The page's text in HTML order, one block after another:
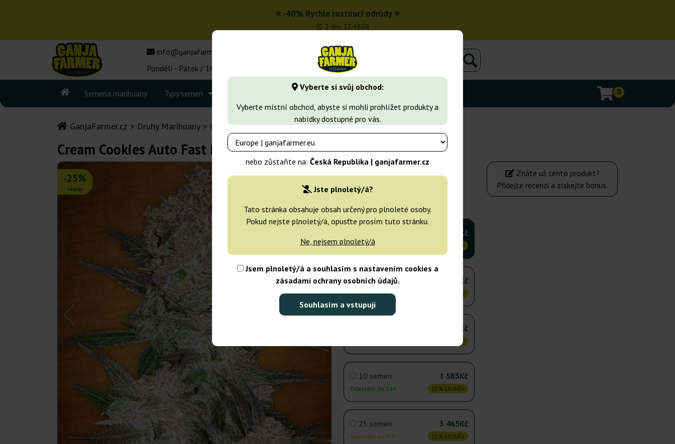
Vyberte si svůj obchod:
Vyberte místní obchod, abyste si mohli prohlížet produkty a
nabídky dostupné pro vás.
nebo zůstaňte na: Česká Republika | ganjafarmer.cz
Jste plnoletý/á?
Tato stránka obsahuje obsah určený pro plnoleté osoby.
Pokud nejste plnoletý/á, opusťte prosím tuto stránku.
Ne, nejsem plnoletý/á
Jsem plnoletý/á a souhlasím s nastavením cookies a
zásadami ochrany osobních údajů.
Souhlasím a vstupuji
⭐ -40% Rychle rostoucí odrůdy ⭐
⏰ 2 dny 13:48:27
info@ganjafarmer.cz
Pondělí - Pátek / 10:00 - 16:00
Semena marihuany Typy semen Druhy marihuany 0
GanjaFarmer.cz Druhy Marihuany Girl Scout Cookies Cream Cookies Auto
Cream Cookies Auto Fast Buds
-25%
+dárky
Chovatelé:
Fast Buds
Originální balení:
Odeslání do 24h
218Kč
25% LEVNĚJI
3 semena
Odeslání do 24h
592Kč
25% LEVNĚJI
893Kč
25% LEVNĚJI
10 semen
Odeslání do 24h
1 583Kč
25% LEVNĚJI
25 semen
Odeslání do 3-7
3 465Kč
25% LEVNĚJI
Znáte už tento produkt?
Přidejte recenzi a získejte bonus.